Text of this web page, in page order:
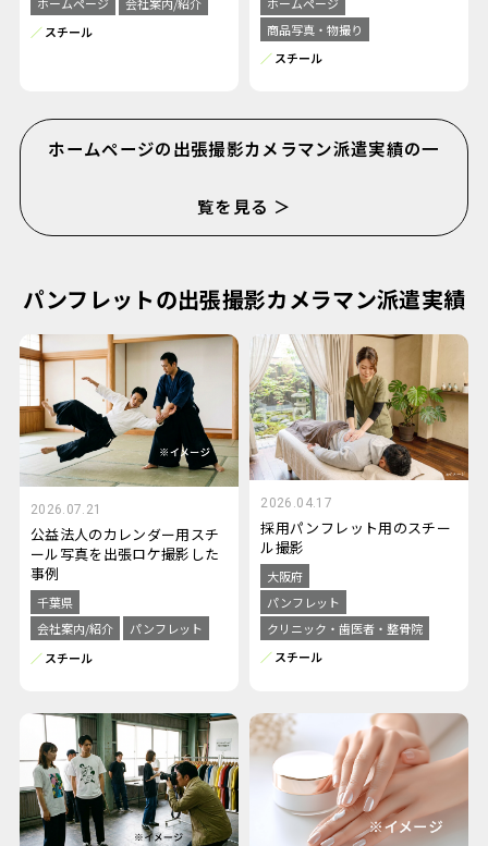
スチール
商品写真・物撮り
スチール
ホームページの出張撮影カメラマン派遣実績の一
覧を見る ＞
パンフレットの出張撮影カメラマン派遣実績
2026.07.21
公益法人のカレンダー用スチ
ール写真を出張ロケ撮影した
事例
千葉県
会社案内/紹介
パンフレット
スチール
2026.04.17
採用パンフレット用のスチー
ル撮影
大阪府
パンフレット
クリニック・歯医者・整骨院
スチール